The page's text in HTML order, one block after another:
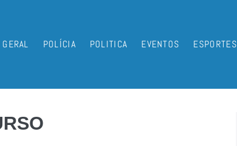
GERAL POLÍCIA POLITICA EVENTOS ESPORTES